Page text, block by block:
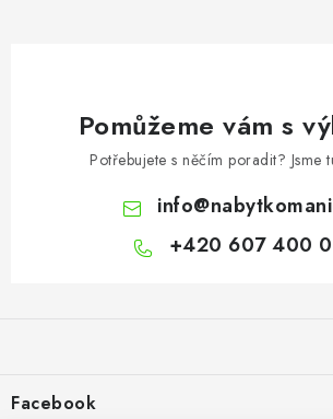
Pomůžeme vám s
Potřebujete s něčím poradit? Jsme
info@
+420 607 400
aFacebook